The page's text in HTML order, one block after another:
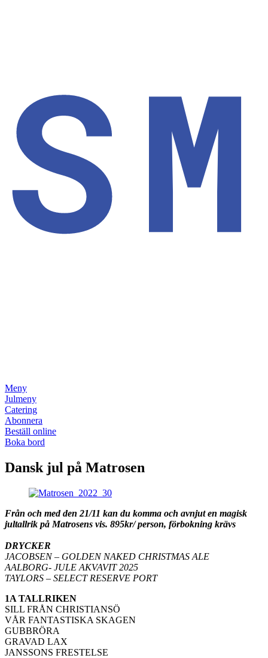
Meny
Julmeny
Catering
Abonnera
Beställ online
Boka bord
Dansk jul på Matrosen
Från och med den 21/11 kan du komma och avnjut en magisk
jultallrik på Matrosens vis. 895kr/ person, förbokning krävs
DRYCKER
JACOBSEN – GOLDEN NAKED CHRISTMAS ALE
AALBORG- JULE AKVAVIT 2025
TAYLORS – SELECT RESERVE PORT
1A TALLRIKEN
SILL FRÅN CHRISTIANSÖ
VÅR FANTASTISKA SKAGEN
GUBBRÖRA
GRAVAD LAX
JANSSONS FRESTELSE